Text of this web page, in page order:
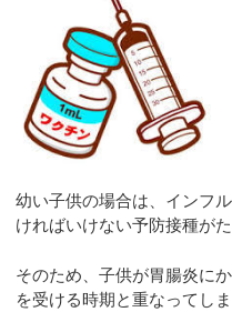
幼い子供の場合は、インフ
ければいけない予防接種が
そのため、子供が胃腸炎に
を受ける時期と重なってし